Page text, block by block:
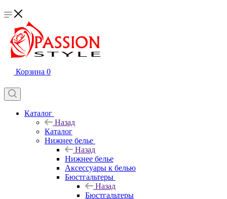
Корзина 0
Каталог
Назад
Каталог
Нижнее белье
Назад
Нижнее белье
Аксессуары к белью
Бюстгальтеры
Назад
Бюстгальтеры